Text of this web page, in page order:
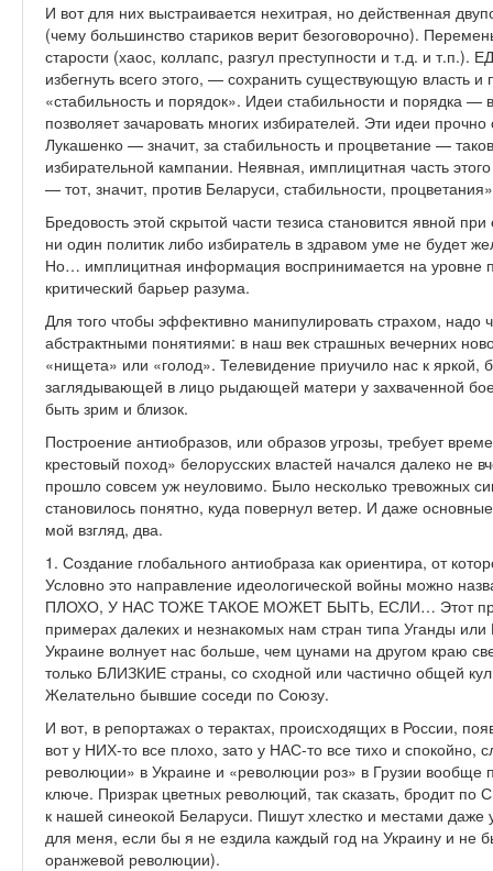
И вот для них выстраивается нехитрая, но действенная
(чему большинство стариков верит безоговорочно).
старости (хаос, коллапс, разгул преступности и т.д. и
избегнуть всего этого, — сохранить существующую власть
«стабильность и порядок». Идеи стабильности и порядка —
позволяет зачаровать многих избирателей. Эти идеи
Лукашенко — значит, за стабильность и процветание —
избирательной кампании. Неявная, имплицитная часть
— тот, значит, против Беларуси, стабильности,
Бредовость этой скрытой части тезиса становится явной
ни один политик либо избиратель в здравом уме не будет
Но… имплицитная информация воспринимается на уровне
критический барьер разума.
Для того чтобы эффективно манипулировать страхом, надо
абстрактными понятиями: в наш век страшных вечерних
«нищета» или «голод». Телевидение приучило нас к
заглядывающей в лицо рыдающей матери у захваченной
быть зрим и близок.
Построение антиобразов, или образов угрозы, требует
крестовый поход» белорусских властей начался далеко не
прошло совсем уж неуловимо. Было несколько тревожных
становилось понятно, куда повернул ветер. И даже
мой взгляд, два.
1. Создание глобального антиобраза как ориентира, от
Условно это направление идеологиче­ской войны можно
ПЛОХО, У НАС ТОЖЕ ТАКОЕ МОЖЕТ БЫТЬ, ЕСЛИ… Этот
примерах далеких и незнакомых нам стран типа Уганды
Украине волнует нас больше, чем цунами на другом краю
только БЛИЗКИЕ страны, со сходной или частично общей
Желательно бывшие соседи по Союзу.
И вот, в репортажах о терактах, происходящих в России,
вот у НИХ-то все плохо, зато у НАС-то все тихо и спокойно,
революции» в Украине и «революции роз» в Грузии вообще
ключе. Призрак цветных революций, так сказать, бродит по
к нашей синеокой Беларуси. Пишут хлестко и местами
для меня, если бы я не ездила каждый год на Украину и не
оранжевой революции).